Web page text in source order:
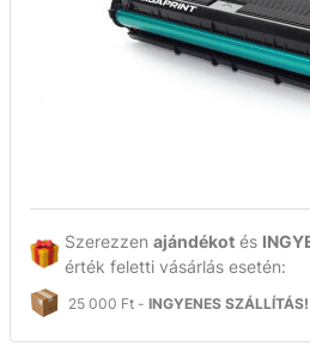
Szerezzen ajándékot és
érték feletti vásárlás esetén:
25 000 Ft - INGYENES SZÁLLÍTÁS!